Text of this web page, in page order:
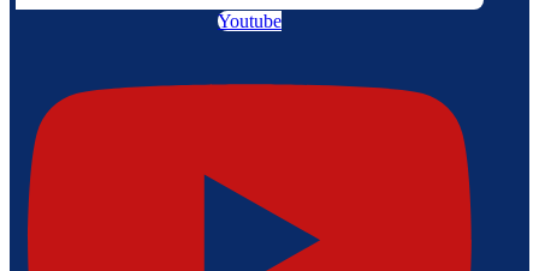
Youtube